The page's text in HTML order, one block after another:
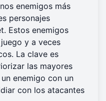
enemigos más
personajes
Estos enemigos
y a veces
La clave es
las mayores
enemigo con un
con los atacantes